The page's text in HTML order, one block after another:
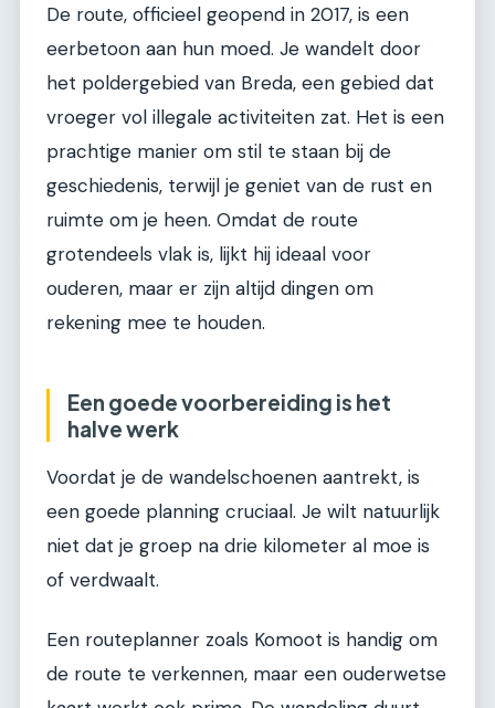
De route, officieel geopend in 2017, is een
eerbetoon aan hun moed. Je wandelt door
het poldergebied van Breda, een gebied dat
vroeger vol illegale activiteiten zat. Het is een
prachtige manier om stil te staan bij de
geschiedenis, terwijl je geniet van de rust en
ruimte om je heen. Omdat de route
grotendeels vlak is, lijkt hij ideaal voor
ouderen, maar er zijn altijd dingen om
rekening mee te houden.
Een goede voorbereiding is het
halve werk
Voordat je de wandelschoenen aantrekt, is
een goede planning cruciaal. Je wilt natuurlijk
niet dat je groep na drie kilometer al moe is
of verdwaalt.
Een routeplanner zoals Komoot is handig om
de route te verkennen, maar een ouderwetse